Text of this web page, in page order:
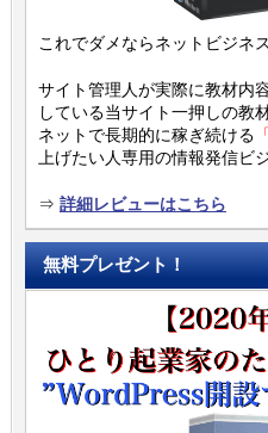
これでダメならネットビジネ
サイト管理人が実際に教材内
している当サイト一押しの教
ネットで長期的に稼ぎ続ける
上げたい人専用の情報発信ビ
⇒ 詳細レビューはこちら
無料プレゼント！